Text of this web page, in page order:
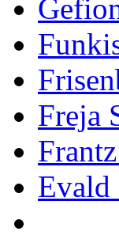
Freja
Evald